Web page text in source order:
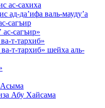
ас-сахиха
ад-да’ифа валь-мауду’а
сагъир
сагъир»
т-тархиб»
т-тархиб» шейха аль-
Абу Хайсама